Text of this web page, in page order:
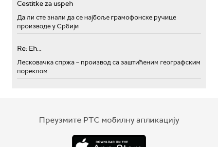
Cestitke za uspeh
Да ли сте знали да се најбоље грамофонске ручице
производе у Србији
Re: Eh...
Лесковачка спржа – производ са заштићеним географским
пореклом
Преузмите РТС мобилну апликацију